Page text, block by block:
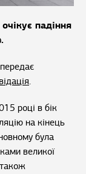
падіння
.
році в бік
на кінець
була
великої